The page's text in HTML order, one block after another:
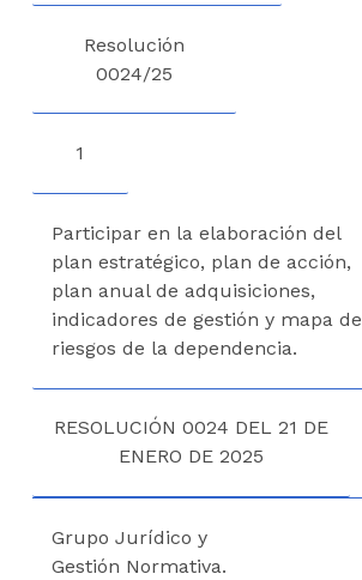
Resolución
0024/25
1
Participar en la elaboración del
plan estratégico, plan de acción,
plan anual de adquisiciones,
indicadores de gestión y mapa de
riesgos de la dependencia.
RESOLUCIÓN 0024 DEL 21 DE
ENERO DE 2025
Grupo Jurídico y
Gestión Normativa.